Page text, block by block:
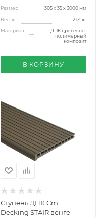
Размер 305 х 35 х 3000 мм
Вес, кг 21,4 кг
Материал
ДПК древесно-
полимерный
композит
В КОРЗИНУ
Ступень ДПК Cm
Decking STAIR венге